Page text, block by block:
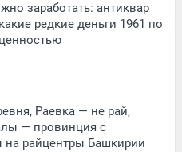
заработать: антиквар
редкие деньги 1961 по
Раевка — не рай,
— провинция с
райцентры Башкирии